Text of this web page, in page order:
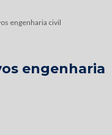
engenharia civil
engenharia